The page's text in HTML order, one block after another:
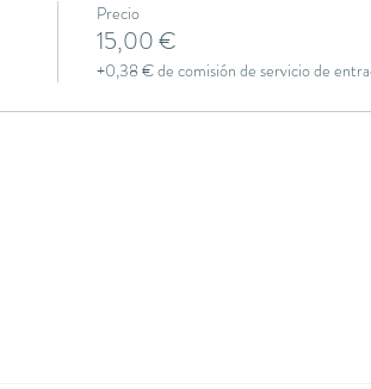
Precio
15,00 €
+0,38 € de comisión de servicio de